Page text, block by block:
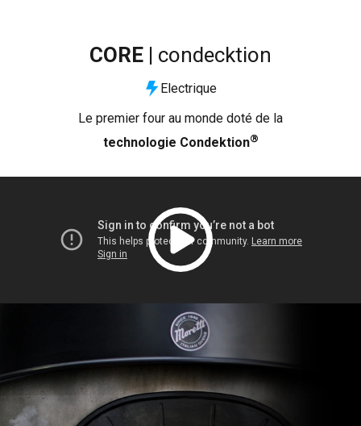
CORE | condecktion
Electrique
Le premier four au monde doté de la
technologie Condektion®